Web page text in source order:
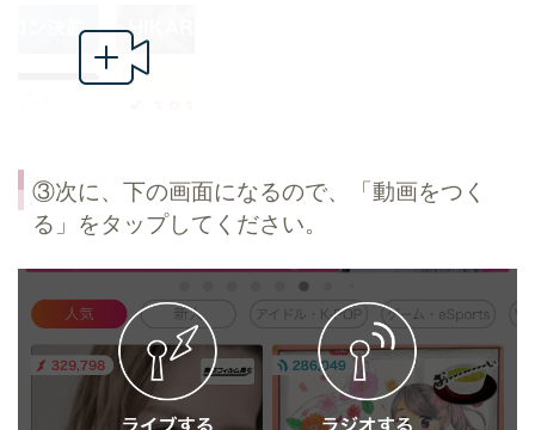
③次に、下の画面になるので、「動画をつく
る」をタップしてください。